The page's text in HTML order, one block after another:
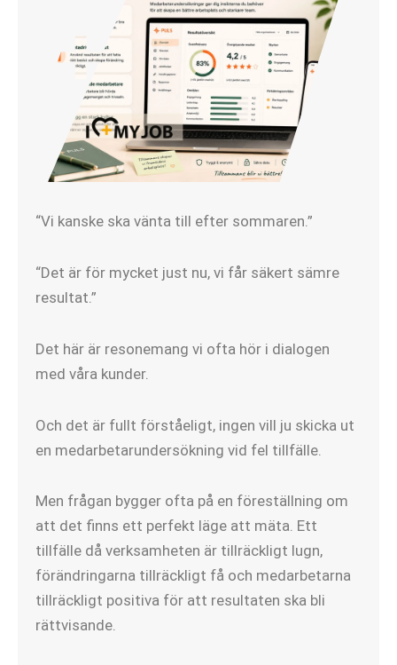
“Vi kanske ska vänta till efter sommaren.”
“Det är för mycket just nu, vi får säkert sämre
resultat.”
Det här är resonemang vi ofta hör i dialogen
med våra kunder.
Och det är fullt förståeligt, ingen vill ju skicka ut
en medarbetarundersökning vid fel tillfälle.
Men frågan bygger ofta på en föreställning om
att det finns ett perfekt läge att mäta. Ett
tillfälle då verksamheten är tillräckligt lugn,
förändringarna tillräckligt få och medarbetarna
tillräckligt positiva för att resultaten ska bli
rättvisande.